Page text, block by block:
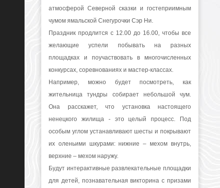
атмосферой Северной сказки и гостеприимным
чумом ямальской Снегурочки Сэр Ни.
Праздник продлится с 12.00 до 16.00, чтобы все
желающие успели побывать на разных
площадках и поучаствовать в многочисленных
конкурсах, соревнованиях и мастер-классах.
Например, можно будет посмотреть, как
жительница тундры собирает небольшой чум.
Она расскажет, что установка настоящего
ненецкого жилища - это целый процесс. Под
особым углом устанавливают шесты и покрывают
их оленьими шкурами: нижние – мехом внутрь,
верхние – мехом наружу.
Будут интерактивные развлекательные площадки
для детей, познавательная викторина с призами